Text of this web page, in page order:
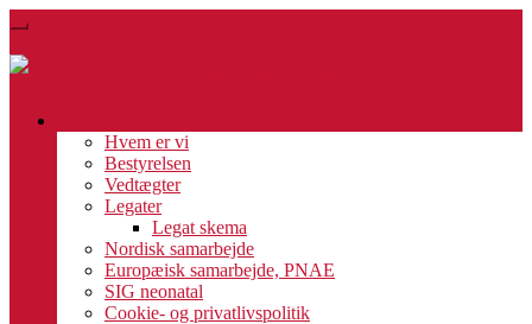
Skip
main
Toggle
navigation
Hvem er vi
Bestyrelsen
Vedtægter
Legater
Legat skema
Nordisk samarbejde
Europæisk samarbejde, PNAE
SIG neonatal
Cookie- og privatlivspolitik